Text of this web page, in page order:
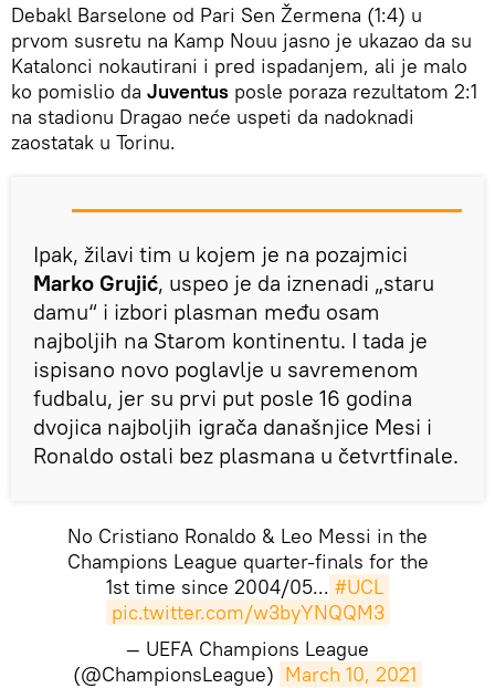
Debakl Barselone od Pari Sen Žermena (1:4) u
prvom susretu na Kamp Nouu jasno je ukazao da su
Katalonci nokautirani i pred ispadanjem, ali je malo
ko pomislio da Juventus posle poraza rezultatom 2:1
na stadionu Dragao neće uspeti da nadoknadi
zaostatak u Torinu.
Ipak, žilavi tim u kojem je na pozajmici
Marko Grujić, uspeo je da iznenadi „staru
damu“ i izbori plasman među osam
najboljih na Starom kontinentu. I tada je
ispisano novo poglavlje u savremenom
fudbalu, jer su prvi put posle 16 godina
dvojica najboljih igrača današnjice Mesi i
Ronaldo ostali bez plasmana u četvrtfinale.
No Cristiano Ronaldo & Leo Messi in the
Champions League quarter-finals for the
1st time since 2004/05... #UCL
pic.twitter.com/w3byYNQQM3
— UEFA Champions League
(@ChampionsLeague) March 10, 2021